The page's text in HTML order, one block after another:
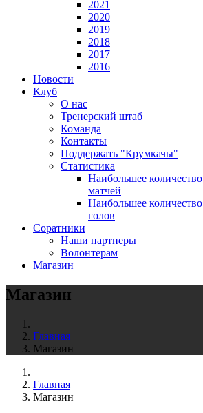
2021
2020
2019
2018
2017
2016
Новости
Клуб
О нас
Тренерский штаб
Команда
Контакты
Поддержать "Крумкачы"
Статистика
Наибольшее количество
матчей
Наибольшее количество
голов
Соратники
Наши партнеры
Волонтерам
Магазин
Магазин
Главная
Магазин
Главная
Магазин